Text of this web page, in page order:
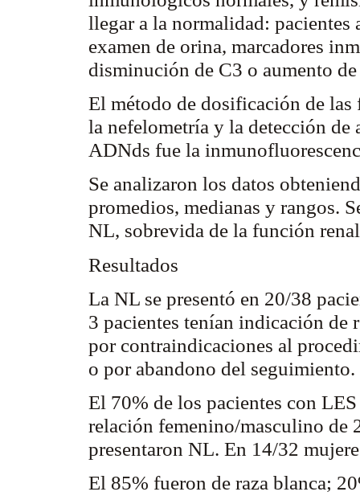
llegar a la normalidad: pacientes
examen de orina, marcadores
disminución de C3 o aumento
El método de dosificación de
la nefelometría y la detección
ADNds fue la
Se analizaron los datos
promedios, medianas y rangos.
NL, sobrevida de la función
Resultados
La NL se presentó en 20/38
3 pacientes tenían indicación de
por contraindicaciones al
o por abandono del seguimiento.
El 70% de los pacientes con
relación femenino/masculino de
presentaron NL. En 14/32
El 85% fueron de raza blanca;